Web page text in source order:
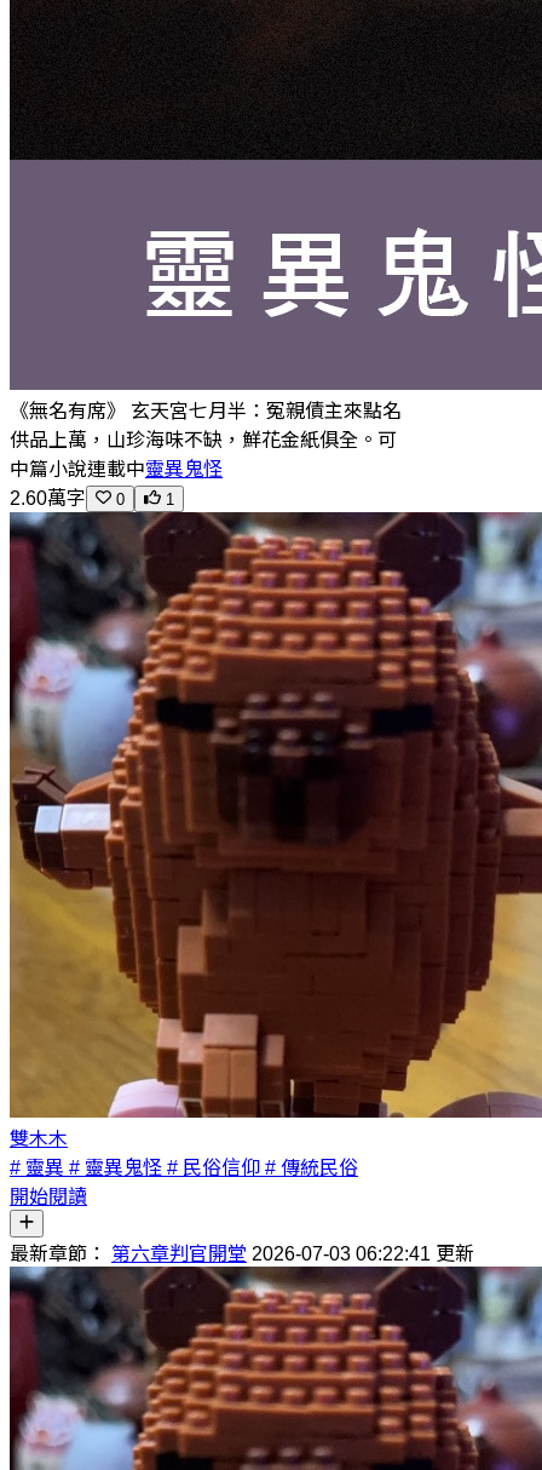
《無名有席》 玄天宮七月半：冤親債主來點名
供品上萬，山珍海味不缺，鮮花金紙俱全。可
中篇小說連載中靈異鬼怪
2.60萬字
0 1
雙木木
# 靈異 # 靈異鬼怪 # 民俗信仰 # 傳統民俗
開始閱讀
最新章節： 第六章判官開堂 2026-07-03 06:22:41 更新